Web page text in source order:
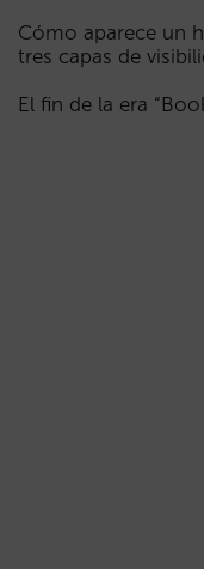
Cómo aparece un
tres capas de
El fin de la era